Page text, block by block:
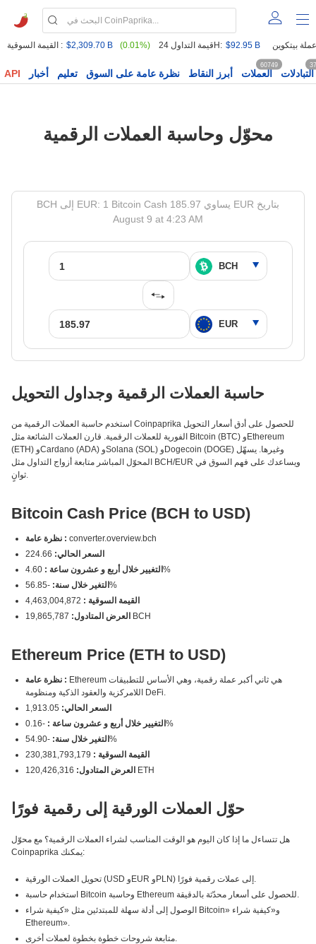
القيمة السوقية : $2,309.70 B (0.01%) قيمة التداول 24H: $92.95 B
API أخبار تعليم نظرة عامة على السوق أبرز النقاط العملات
60749
التبادلات
محوّل وحاسبة العملات الرقمية
BCH إلى EUR: 1 Bitcoin Cash يساوي 185.97 EUR بتاريخ
August 9 at 4:23 AM
حاسبة العملات الرقمية وجداول التحويل
استخدم حاسبة العملات الرقمية من Coinpaprika للحصول على أدق أسعار التحويل
الفورية للعملات الرقمية. قارن العملات الشائعة مثل Bitcoin (BTC) وEthereum
(ETH) وCardano (ADA) وSolana (SOL) وDogecoin (DOGE) وغيرها. يسهّل
المحوّل المباشر متابعة أزواج التداول مثل BCH/EUR ويساعدك على فهم السوق في
ثوانٍ.
Bitcoin Cash Price (BCH to USD)
نظرة عامة : converter.overview.bch
السعر الحالي:
التغيير خلال أربع و عشرون ساعة : 4.60%
التغير خلال سنة: -56.85%
القيمة السوقية :
العرض المتادول:
19,865,787 BCH
Ethereum Price (ETH to USD)
نظرة عامة : Ethereum هي ثاني أكبر عملة رقمية، وهي الأساس للتطبيقات
اللامركزية والعقود الذكية ومنظومة DeFi.
السعر الحالي:
التغيير خلال أربع و عشرون ساعة : -0.16%
التغير خلال سنة: -54.90%
القيمة السوقية :
العرض المتادول:
120,426,316 ETH
حوّل العملات الورقية إلى رقمية فورًا
هل تتساءل ما إذا كان اليوم هو الوقت المناسب لشراء العملات الرقمية؟ مع محوّل
Coinpaprika يمكنك:
تحويل العملات الورقية (USD وEUR وPLN) إلى عملات رقمية فورًا.
استخدام حاسبة Bitcoin وحاسبة Ethereum للحصول على أسعار محدّثة بالدقيقة.
الوصول إلى أدلة سهلة للمبتدئين مثل «كيفية شراء Bitcoin» و«كيفية شراء
Ethereum».
متابعة شروحات خطوة بخطوة لعملات أخرى.